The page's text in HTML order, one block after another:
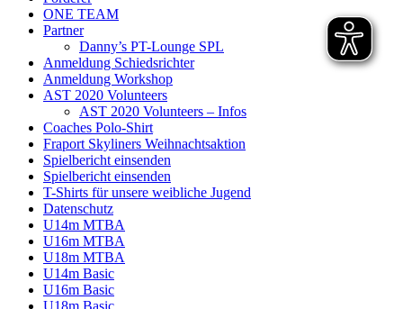
ONE TEAM
Partner
Danny’s PT-Lounge SPL
Anmeldung Schiedsrichter
Anmeldung Workshop
AST 2020 Volunteers
AST 2020 Volunteers – Infos
Coaches Polo-Shirt
Fraport Skyliners Weihnachtsaktion
Spielbericht einsenden
Spielbericht einsenden
T-Shirts für unsere weibliche Jugend
Datenschutz
U14m MTBA
U16m MTBA
U18m MTBA
U14m Basic
U16m Basic
U18m Basic